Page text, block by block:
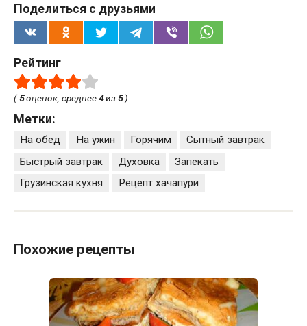
Поделиться с друзьями
Рейтинг
(5оценок, среднее4из 5)
Метки:
На обед На ужин Горячим
Сытный завтрак
Быстрый завтрак
Духовка
Запекать
Грузинская кухня
Рецепт хачапури
Похожие рецепты